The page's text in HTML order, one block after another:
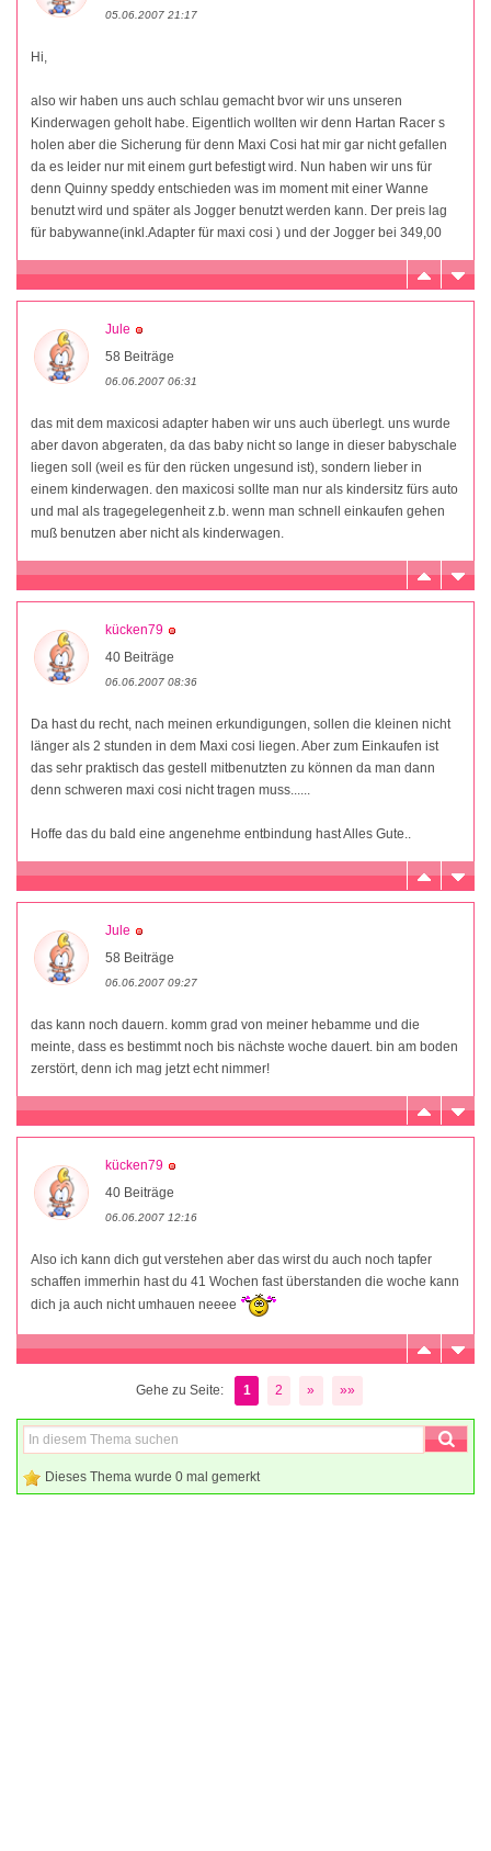
05.06.2007 21:17
Hi,
also wir haben uns auch schlau gemacht bvor wir uns unseren
Kinderwagen geholt habe. Eigentlich wollten wir denn Hartan Racer s
holen aber die Sicherung für denn Maxi Cosi hat mir gar nicht gefallen
da es leider nur mit einem gurt befestigt wird. Nun haben wir uns für
denn Quinny speddy entschieden was im moment mit einer Wanne
benutzt wird und später als Jogger benutzt werden kann. Der preis lag
für babywanne(inkl.Adapter für maxi cosi ) und der Jogger bei 349,00
Jule
58 Beiträge
06.06.2007 06:31
das mit dem maxicosi adapter haben wir uns auch überlegt. uns wurde
aber davon abgeraten, da das baby nicht so lange in dieser babyschale
liegen soll (weil es für den rücken ungesund ist), sondern lieber in
einem kinderwagen. den maxicosi sollte man nur als kindersitz fürs auto
und mal als tragegelegenheit z.b. wenn man schnell einkaufen gehen
muß benutzen aber nicht als kinderwagen.
kücken79
40 Beiträge
06.06.2007 08:36
Da hast du recht, nach meinen erkundigungen, sollen die kleinen nicht
länger als 2 stunden in dem Maxi cosi liegen. Aber zum Einkaufen ist
das sehr praktisch das gestell mitbenutzten zu können da man dann
denn schweren maxi cosi nicht tragen muss......
Hoffe das du bald eine angenehme entbindung hast Alles Gute..
Jule
58 Beiträge
06.06.2007 09:27
das kann noch dauern. komm grad von meiner hebamme und die
meinte, dass es bestimmt noch bis nächste woche dauert. bin am boden
zerstört, denn ich mag jetzt echt nimmer!
kücken79
40 Beiträge
06.06.2007 12:16
Also ich kann dich gut verstehen aber das wirst du auch noch tapfer
schaffen immerhin hast du 41 Wochen fast überstanden die woche kann
dich ja auch nicht umhauen neeee
Gehe zu Seite: 1 2 » »»
Dieses Thema wurde 0 mal gemerkt